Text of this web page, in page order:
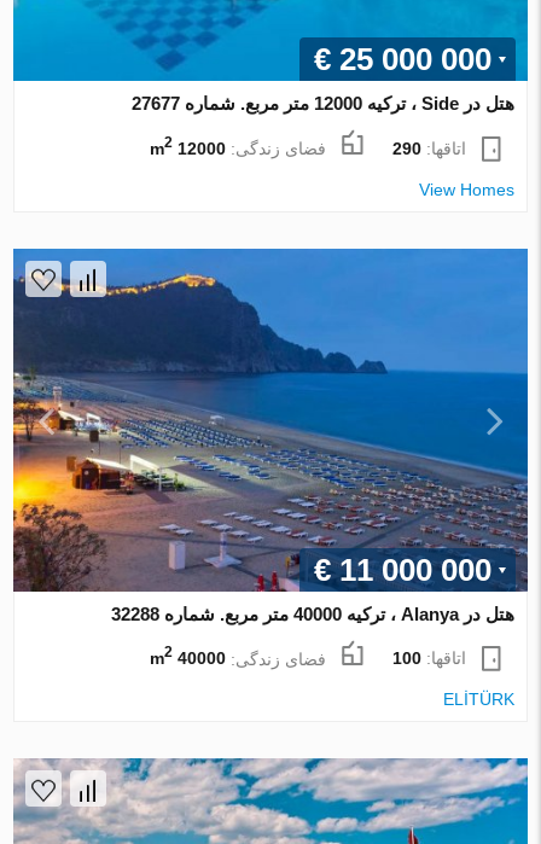
€ 25 000 000
هتل در Side ، ترکیه 12000 متر مربع. شماره 27677
اتاقها:290 فضای زندگی:12000 m
2
View Homes
€ 11 000 000
هتل در Alanya ، ترکیه 40000 متر مربع. شماره 32288
اتاقها:100 فضای زندگی:40000 m
2
ELİTÜRK